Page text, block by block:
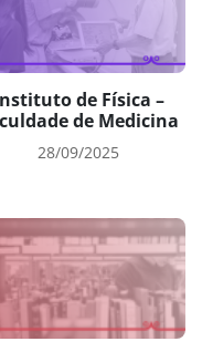
de Física –
de Medicina
28/09/2025